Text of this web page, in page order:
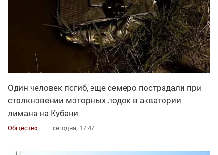
Один человек погиб, еще семеро пострадали при
столкновении моторных лодок в акватории
лимана на Кубани
Общество сегодня, 17:47